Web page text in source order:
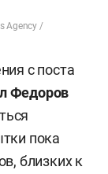
Agency /
с поста
Федоров
пока
близких к